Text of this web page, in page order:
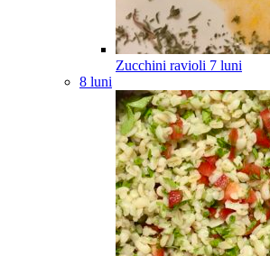
Zucchini ravioli 7 luni
8 luni